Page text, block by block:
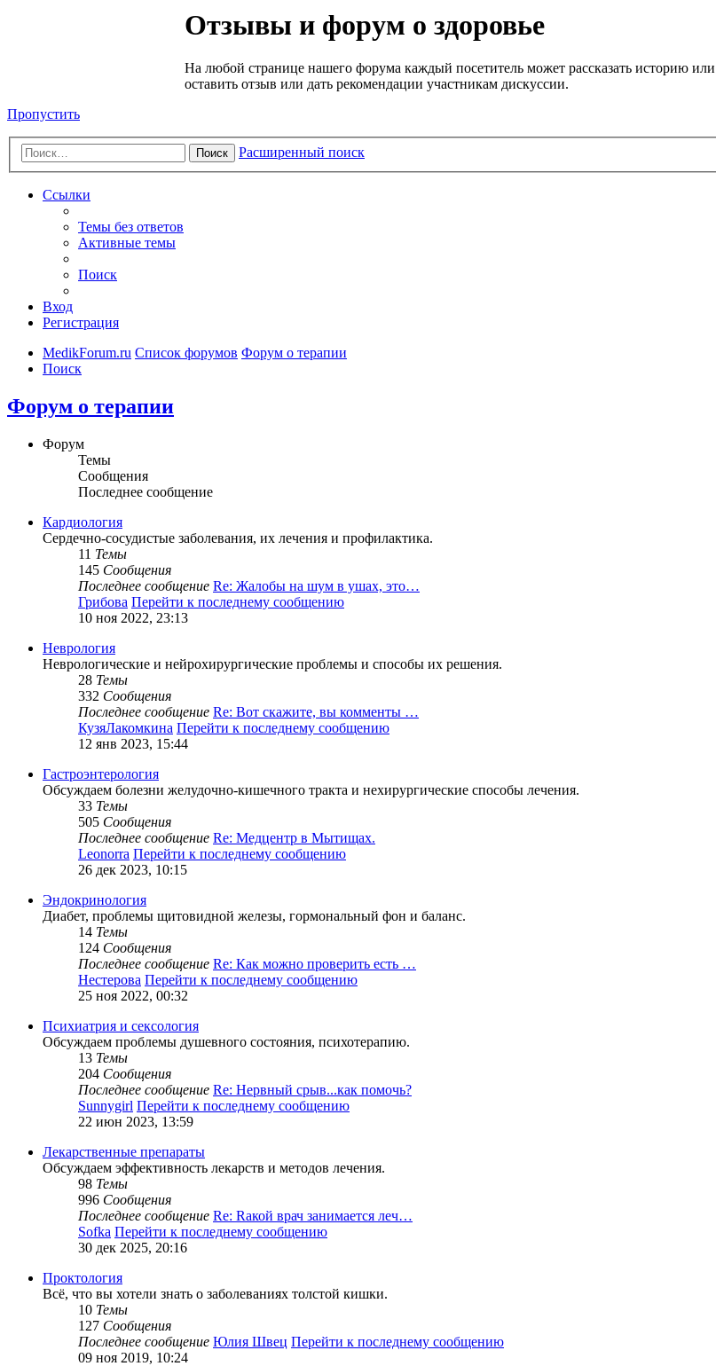
Отзывы и форум о здоровье
На любой странице нашего форума каждый посетитель может рассказать историю или
оставить отзыв или дать рекомендации участникам дискуссии.
Пропустить
Поиск Расширенный поиск
Ссылки
Темы без ответов
Активные темы
Поиск
Вход
Регистрация
MedikForum.ru Список форумов Форум о терапии
Поиск
Форум о терапии
Форум
Темы
Сообщения
Последнее сообщение
Кардиология
Сердечно-сосудистые заболевания, их лечения и профилактика.
11 Темы
145 Сообщения
Последнее сообщение Re: Жалобы на шум в ушах, это…
Грибова Перейти к последнему сообщению
10 ноя 2022, 23:13
Неврология
Неврологические и нейрохирургические проблемы и способы их решения.
28 Темы
332 Сообщения
Последнее сообщение Re: Вот скажите, вы комменты …
КузяЛакомкина Перейти к последнему сообщению
12 янв 2023, 15:44
Гастроэнтерология
Обсуждаем болезни желудочно-кишечного тракта и нехирургические способы лечения.
33 Темы
505 Сообщения
Последнее сообщение Re: Медцентр в Мытищах.
Leonorra Перейти к последнему сообщению
26 дек 2023, 10:15
Эндокринология
Диабет, проблемы щитовидной железы, гормональный фон и баланс.
14 Темы
124 Сообщения
Последнее сообщение Re: Как можно проверить есть …
Нестерова Перейти к последнему сообщению
25 ноя 2022, 00:32
Психиатрия и сексология
Обсуждаем проблемы душевного состояния, психотерапию.
13 Темы
204 Сообщения
Последнее сообщение Re: Нервный срыв...как помочь?
Sunnygirl Перейти к последнему сообщению
22 июн 2023, 13:59
Лекарственные препараты
Обсуждаем эффективность лекарств и методов лечения.
98 Темы
996 Сообщения
Последнее сообщение Re: Rакой врач занимается леч…
Sofka Перейти к последнему сообщению
30 дек 2025, 20:16
Проктология
Всё, что вы хотели знать о заболеваниях толстой кишки.
10 Темы
127 Сообщения
Последнее сообщение Юлия Швец Перейти к последнему сообщению
09 ноя 2019, 10:24